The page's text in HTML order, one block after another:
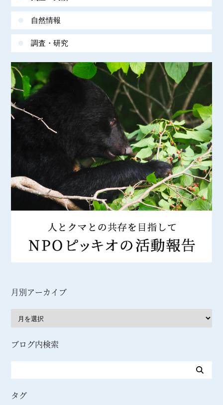
自然情報
調査・研究
月別アーカイブ
ブログ内検索
タグ